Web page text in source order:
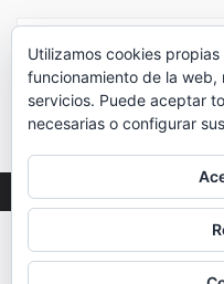
¡Síguenos en
Mis tuits
WEB
Utilizamos cookies
funcionamiento de la web,
servicios. Puede aceptar
necesarias o configurar